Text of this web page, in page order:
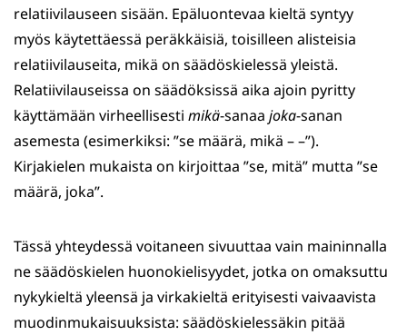
relatiivilauseen sisään. Epäluontevaa kieltä syntyy
myös käytettäessä peräkkäisiä, toisilleen alisteisia
relatiivilauseita, mikä on säädöskielessä yleistä.
Relatiivilauseissa on säädöksissä aika ajoin pyritty
käyttämään virheellisesti mikä-sanaa joka-sanan
asemesta (esimerkiksi: ”se määrä, mikä – –”).
Kirjakielen mukaista on kirjoittaa ”se, mitä” mutta ”se
määrä, joka”.
Tässä yhteydessä voitaneen sivuuttaa vain maininnalla
ne säädöskielen huonokielisyydet, jotka on omaksuttu
nykykieltä yleensä ja virkakieltä erityisesti vaivaavista
muodinmukaisuuksista: säädöskielessäkin pitää